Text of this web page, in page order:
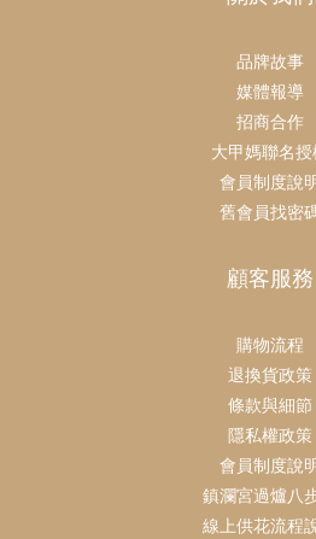
品牌故事
媒體報導
招商合作
大甲媽聯名授
會員制度說
舊會員找密
顧客服務
購物流程
退換貨政策
條款與細節
隱私權政策
會員制度說
鎮瀾宮過爐八
線上供花流程